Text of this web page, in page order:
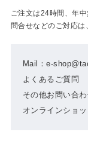
Mail：e-
よくあるご質問
その他お問い合
オンラインショ
ご注文は24時間、年
問合せなどのご対応は